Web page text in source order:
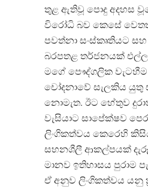
තුළ ඇතිවූ ‍පොදු අදහස
විරෝධි බව කෙසේ
පවත්නා සංස්කෘතියට
බරපතළ තර්ජනයක්
මගේ පෞද්ගලික
චෝදනාවේ සැලකිය යුතු
නොමැත. ඊට හේතුව
වැසියාට සාපේක්ෂව
ලිංගිකත්වය කෙරෙහි
සහනශීලී ආකල්පයක්
මානව ඉතිහාසය පුරාම
ඒ අනුව ලිංගිකත්වය යනු